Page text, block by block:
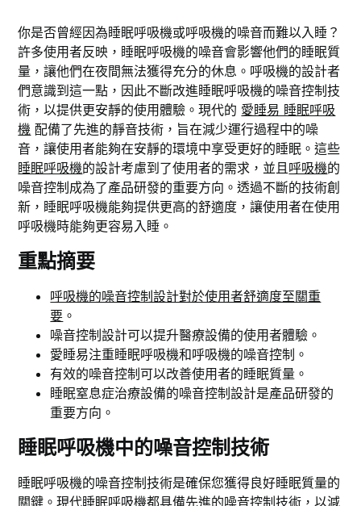
你是否曾經因為睡眠呼吸機或呼吸機的噪音而難以入睡？
許多使用者反映，睡眠呼吸機的噪音會影響他們的睡眠質
量，讓他們在夜間無法獲得充分的休息。呼吸機的設計者
們意識到這一點，因此不斷改進睡眠呼吸機的噪音控制技
術，以提供更安靜的使用體驗。現代的 愛睡易 睡眠呼吸
機 配備了先進的靜音技術，旨在減少運行過程中的噪
音，讓使用者能夠在安靜的環境中享受更好的睡眠。這些
睡眠呼吸機的設計考慮到了使用者的需求，並且呼吸機的
噪音控制成為了產品研發的重要方向。透過不斷的技術創
新，睡眠呼吸機能夠提供更高的舒適度，讓使用者在使用
呼吸機時能夠更容易入睡。
重點摘要
呼吸機的噪音控制設計對於使用者舒適度至關重
要 。
噪音控制設計可以提升醫療設備的使用者體驗。
愛睡易注重睡眠呼吸機和呼吸機的噪音控制。
有效的噪音控制可以改善使用者的睡眠質量。
睡眠窒息症治療設備的噪音控制設計是產品研發的
重要方向。
睡眠呼吸機中的噪音控制技術
睡眠呼吸機的噪音控制技術是確保您獲得良好睡眠質量的
關鍵。現代睡眠呼吸機都具備先進的噪音控制技術，以減